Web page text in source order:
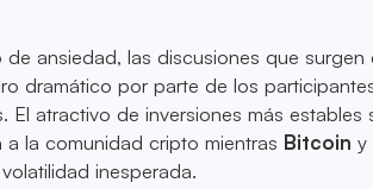
de ansiedad, las discusiones que
dramático por parte de los
El atractivo de inversiones más estables
la comunidad cripto mientras Bitcoin y
inesperada.